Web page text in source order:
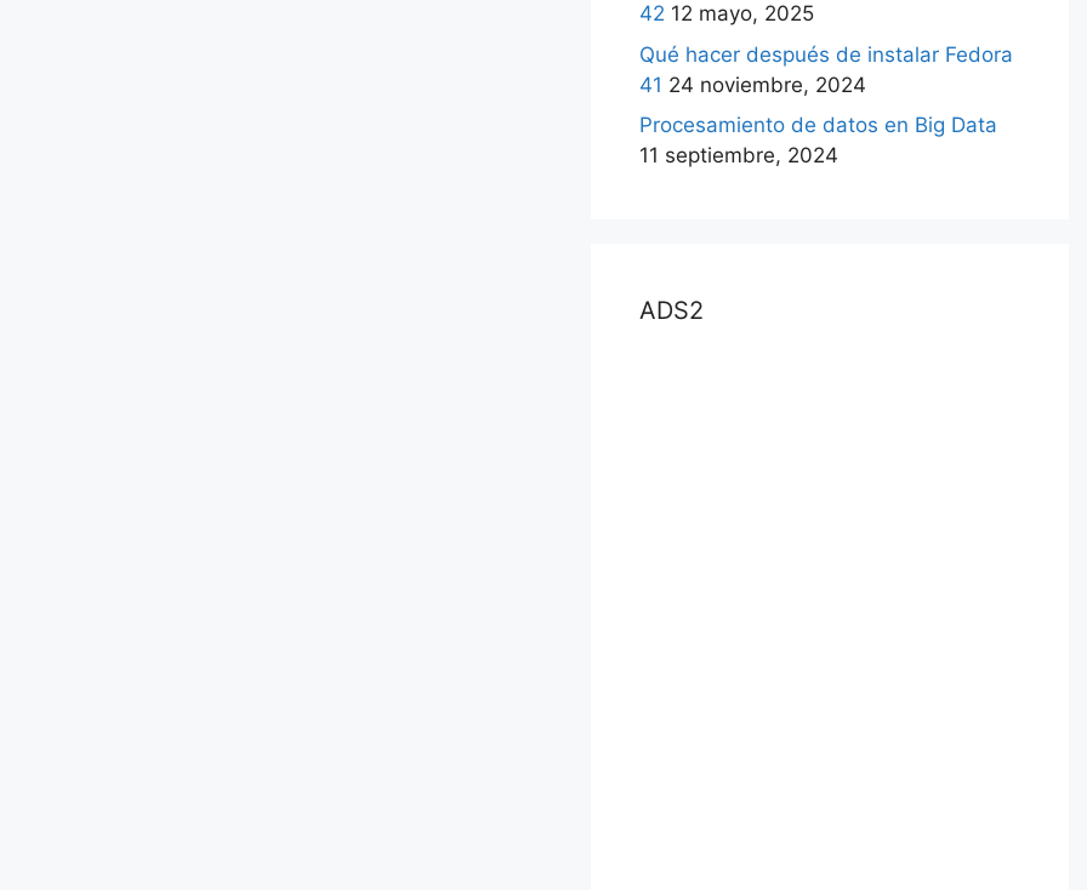
42 12 mayo, 2025
Qué hacer después de instalar Fedora
41 24 noviembre, 2024
Procesamiento de datos en Big Data
11 septiembre, 2024
ADS2